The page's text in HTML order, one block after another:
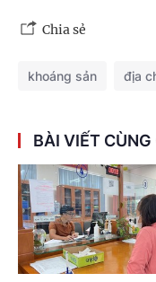
Chia sẻ
khoáng sản địa
BÀI VIẾT